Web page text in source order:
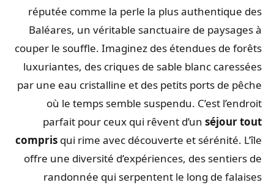
réputée comme la perle la plus authentique des
Baléares, un véritable sanctuaire de paysages à
couper le souffle. Imaginez des étendues de forêts
luxuriantes, des criques de sable blanc caressées
par une eau cristalline et des petits ports de pêche
où le temps semble suspendu. C’est l’endroit
parfait pour ceux qui rêvent d’unséjour tout
compris qui rime avec découverte et sérénité. L’île
offre une diversité d’expériences, des sentiers de
randonnée qui serpentent le long de falaises